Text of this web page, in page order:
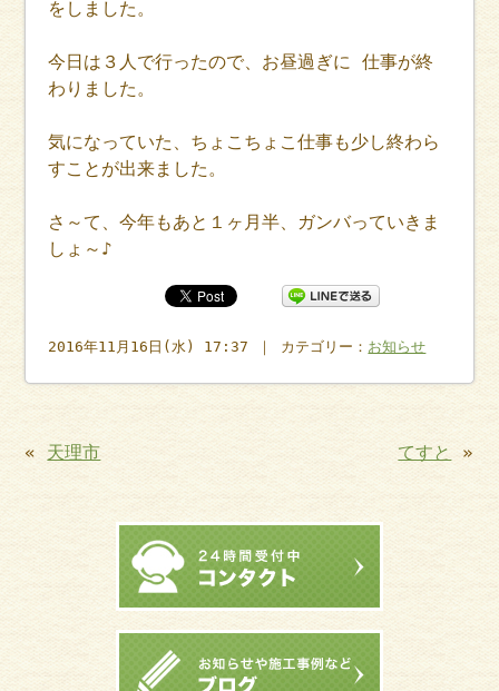
をしました。
今日は３人で行ったので、お昼過ぎに 仕事が終
わりました。
気になっていた、ちょこちょこ仕事も少し終わら
すことが出来ました。
さ～て、今年もあと１ヶ月半、ガンバっていきま
しょ～♪
2016年11月16日(水) 17:37 ｜ カテゴリー： お知らせ
« 天理市 てすと »